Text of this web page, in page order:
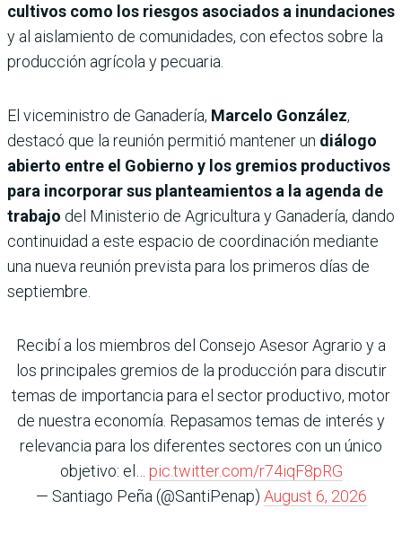
cultivos como los riesgos asociados a inundaciones
y al aislamiento de comunidades, con efectos sobre la
producción agrícola y pecuaria.
El viceministro de Ganadería, Marcelo González,
destacó que la reunión permitió mantener un diálogo
abierto entre el Gobierno y los gremios productivos
para incorporar sus planteamientos a la agenda de
trabajo del Ministerio de Agricultura y Ganadería, dando
continuidad a este espacio de coordinación mediante
una nueva reunión prevista para los primeros días de
septiembre.
Recibí a los miembros del Consejo Asesor Agrario y a
los principales gremios de la producción para discutir
temas de importancia para el sector productivo, motor
de nuestra economía. Repasamos temas de interés y
relevancia para los diferentes sectores con un único
objetivo: el… pic.twitter.com/r74iqF8pRG
— Santiago Peña (@SantiPenap) August 6, 2026